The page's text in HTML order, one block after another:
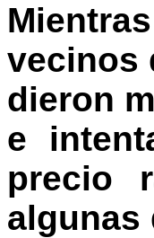
vecinos
dieron
e
precio
algunas